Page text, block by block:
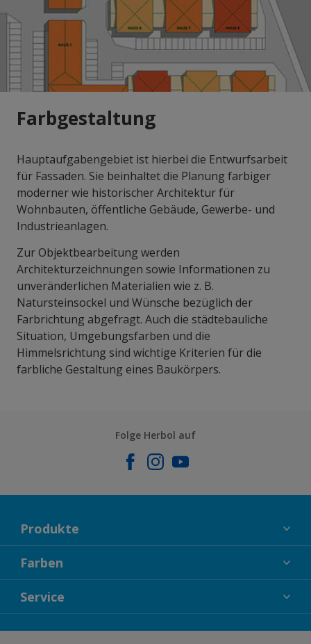
Farbgestaltung
Hauptaufgabengebiet ist hierbei die Entwurfsarbeit
für Fassaden. Sie beinhaltet die Planung farbiger
moderner wie historischer Architektur für
Wohnbauten, öffentliche Gebäude, Gewerbe- und
Industrieanlagen.
Zur Objektbearbeitung werden
Architekturzeichnungen sowie Informationen zu
unveränderlichen Materialien wie z. B.
Natursteinsockel und Wünsche bezüglich der
Farbrichtung abgefragt. Auch die städtebauliche
Situation, Umgebungsfarben und die
Himmelsrichtung sind wichtige Kriterien für die
farbliche Gestaltung eines Baukörpers.
Folge Herbol auf
Produkte
FASSADENFARBEN
INNENFARBEN
LACKE
Farben
KOLLEKTIONEN
FARBTRENDS
FARBBERATUNG
Service